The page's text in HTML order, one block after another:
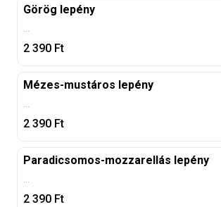
Görög lepény
...
2 390 Ft
Mézes-mustáros lepény
...
2 390 Ft
Paradicsomos-mozzarellás lepény
...
2 390 Ft